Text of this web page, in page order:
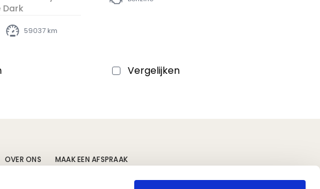
Dark
59037 km
Vergelijken
OVER ONS
MAAK EEN AFSPRAAK